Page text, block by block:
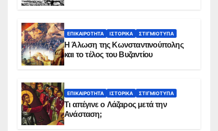
ΕΠΙΚΑΙΡΌΤΗΤΑ ΙΣΤΟΡΙΚΆ ΣΤΙΓΜΙΌΤΥΠΑ
Η Άλωση της Κωνσταντινούπολης
και το τέλος του Βυζαντίου
ΕΠΙΚΑΙΡΌΤΗΤΑ ΙΣΤΟΡΙΚΆ ΣΤΙΓΜΙΌΤΥΠΑ
Τι απέγινε ο Λάζαρος μετά την
Ανάσταση;